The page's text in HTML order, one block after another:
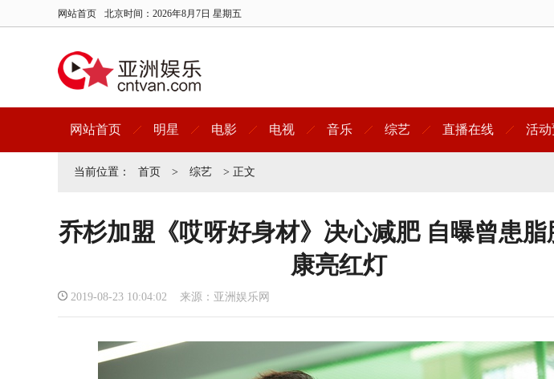
网站首页 北京时间： 2026年8月7日 星期五
网站首页 明星 电影 电视 音乐 综艺 直播在线 活
当前位置： 首页 > 综艺 > 正文
乔杉加盟《哎呀好身材》决心减肥 自曝曾患脂
康亮红灯
2019-08-23 10:04:02 来源：亚洲娱乐网